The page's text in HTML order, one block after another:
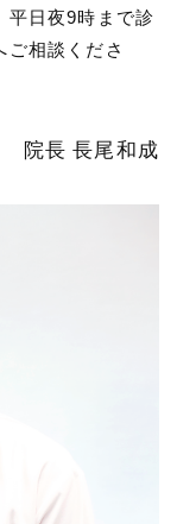
平日夜9時まで診
相談くださ
院長 長尾和成